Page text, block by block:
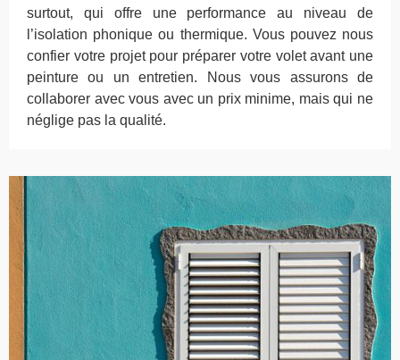
surtout, qui offre une performance au niveau de
l’isolation phonique ou thermique. Vous pouvez nous
confier votre projet pour préparer votre volet avant une
peinture ou un entretien. Nous vous assurons de
collaborer avec vous avec un prix minime, mais qui ne
néglige pas la qualité.